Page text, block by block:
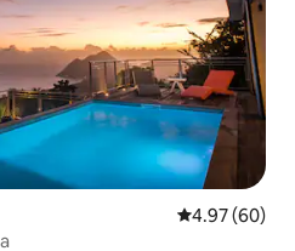
Penarafan
4.97 (60)